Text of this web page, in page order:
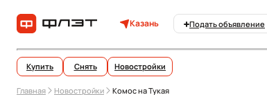
Казань Подать объявление
Купить Снять Новостройки
Главная Новостройки Комос на Тукая